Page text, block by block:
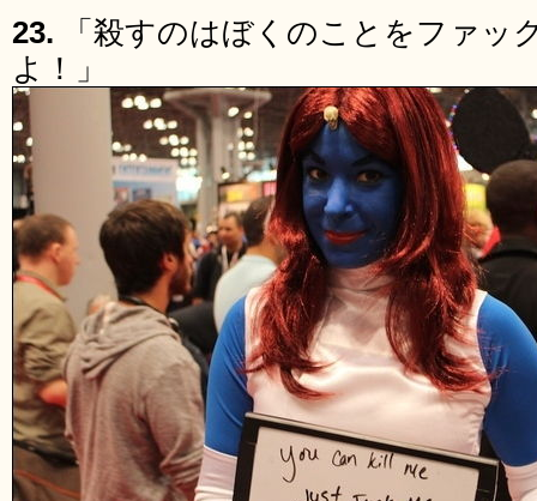
23.
「殺すのはぼくのことをファッ
よ！」